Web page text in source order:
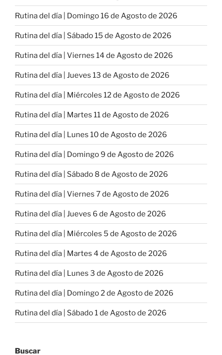
Rutina del día | Domingo 16 de Agosto de 2026
Rutina del día | Sábado 15 de Agosto de 2026
Rutina del día | Viernes 14 de Agosto de 2026
Rutina del día | Jueves 13 de Agosto de 2026
Rutina del día | Miércoles 12 de Agosto de 2026
Rutina del día | Martes 11 de Agosto de 2026
Rutina del día | Lunes 10 de Agosto de 2026
Rutina del día | Domingo 9 de Agosto de 2026
Rutina del día | Sábado 8 de Agosto de 2026
Rutina del día | Viernes 7 de Agosto de 2026
Rutina del día | Jueves 6 de Agosto de 2026
Rutina del día | Miércoles 5 de Agosto de 2026
Rutina del día | Martes 4 de Agosto de 2026
Rutina del día | Lunes 3 de Agosto de 2026
Rutina del día | Domingo 2 de Agosto de 2026
Rutina del día | Sábado 1 de Agosto de 2026
Buscar